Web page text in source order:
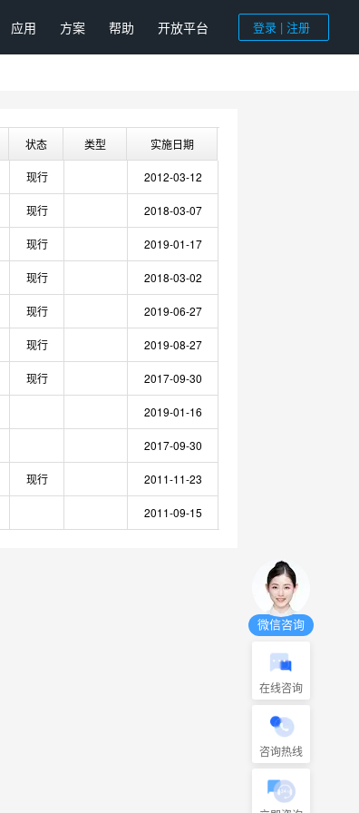
应用 方案 帮助 开放平台 登录 | 注册
状态 类型 实施日期
现行 2012-03-12
现行 2018-03-07
现行 2019-01-17
现行 2018-03-02
现行 2019-06-27
现行 2019-08-27
现行 2017-09-30
2019-01-16
2017-09-30
现行 2011-11-23
2011-09-15
微信咨询
在线咨询
咨询热线